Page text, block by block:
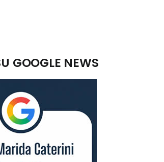
GOOGLE NEWS